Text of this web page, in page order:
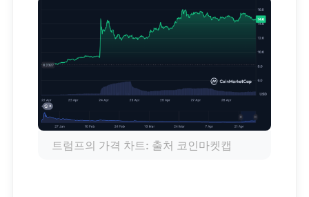
트럼프의 가격 차트: 출처 코인마켓캡